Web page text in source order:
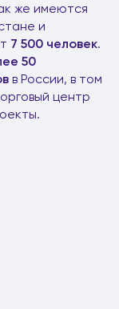
же имеются
и
7 500 человек.
50
в России, в том
центр